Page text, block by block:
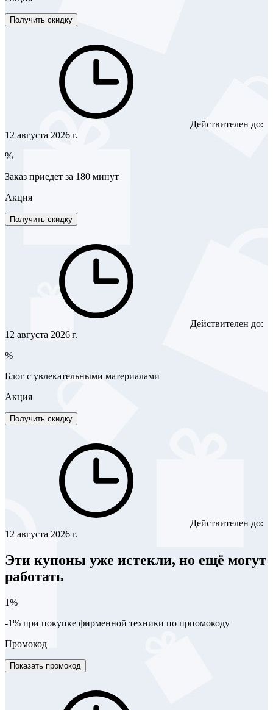
Получить скидку
Действителен до:
12 августа 2026 г.
%
Заказ приедет за 180 минут
Акция
Получить скидку
Действителен до:
12 августа 2026 г.
%
Блог с увлекательными материалами
Акция
Получить скидку
Действителен до:
12 августа 2026 г.
Эти купоны уже истекли, но ещё могут
работать
1%
-1% при покупке фирменной техники по прпомокоду
Промокод
Показать промокод